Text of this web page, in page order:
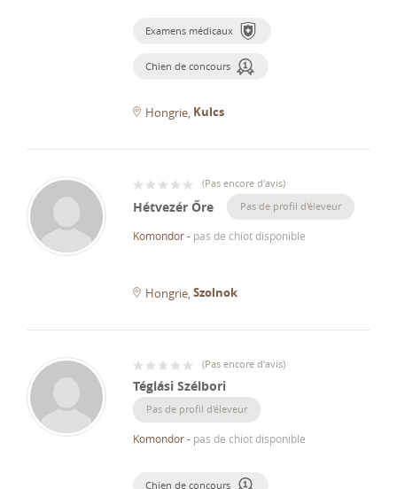
Examens médicaux
Chien de concours
Hongrie Kulcs
(Pas encore d'avis)
Hétvezér Őre Pas de profil d'éleveur
Komondor- pas de chiot disponible
Hongrie Szolnok
(Pas encore d'avis)
Téglási Szélbori
Pas de profil d'éleveur
Komondor- pas de chiot disponible
Chien de concours